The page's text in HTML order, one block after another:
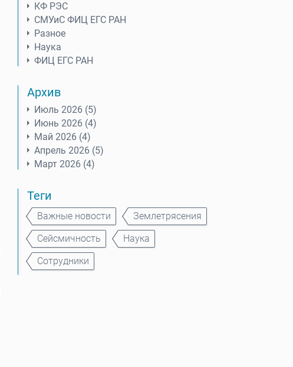
КФ РЭС
СМУиС ФИЦ ЕГС РАН
Разное
Наука
ФИЦ ЕГС РАН
Архив
Июль 2026 (5)
Июнь 2026 (4)
Май 2026 (4)
Апрель 2026 (5)
Март 2026 (4)
Теги
Важные новости
Землетрясения
Сейсмичность
Наука
Сотрудники